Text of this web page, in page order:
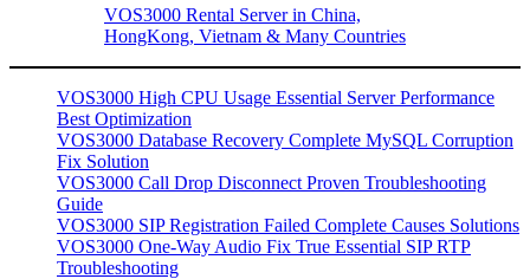
VOS3000 Rental Server in China,
HongKong, Vietnam & Many Countries
VOS3000 High CPU Usage Essential Server Performance
Best Optimization
VOS3000 Database Recovery Complete MySQL Corruption
Fix Solution
VOS3000 Call Drop Disconnect Proven Troubleshooting
Guide
VOS3000 SIP Registration Failed Complete Causes Solutions
VOS3000 One-Way Audio Fix True Essential SIP RTP
Troubleshooting